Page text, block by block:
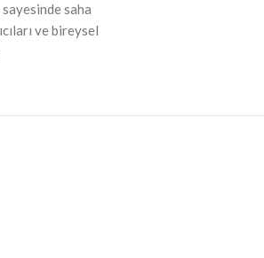
saha
ve bireysel